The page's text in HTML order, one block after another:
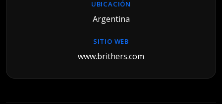
UBICACIÓN
Argentina
SITIO WEB
www.brithers.com